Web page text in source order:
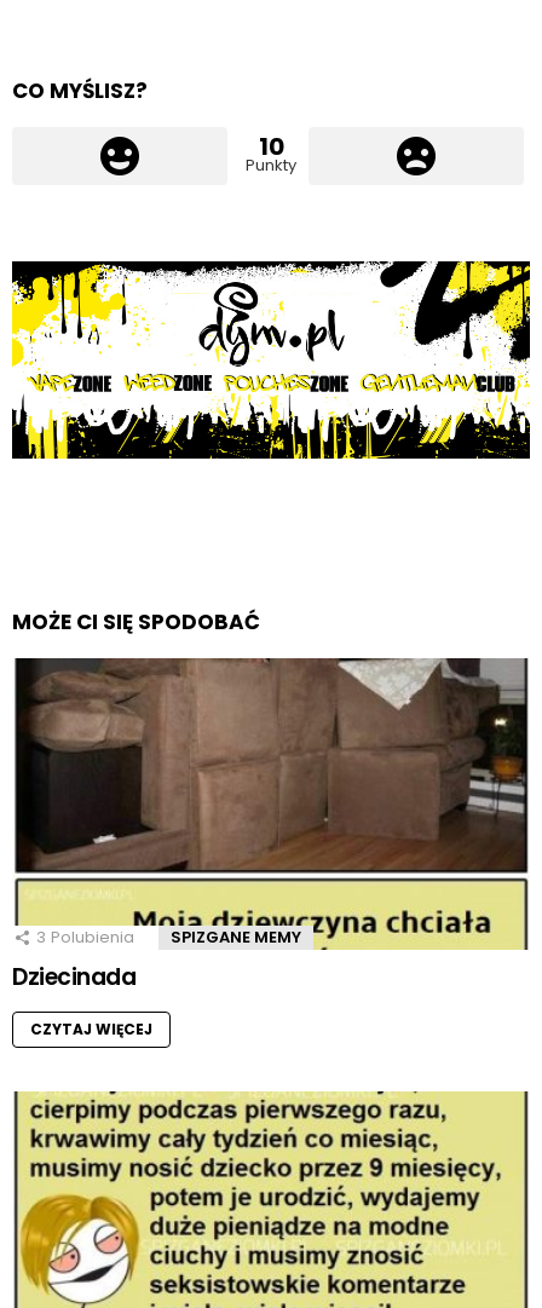
CO MYŚLISZ?
10
Punkty
MOŻE CI SIĘ SPODOBAĆ
3 Polubienia SPIZGANE MEMY
Dziecinada
CZYTAJ WIĘCEJ